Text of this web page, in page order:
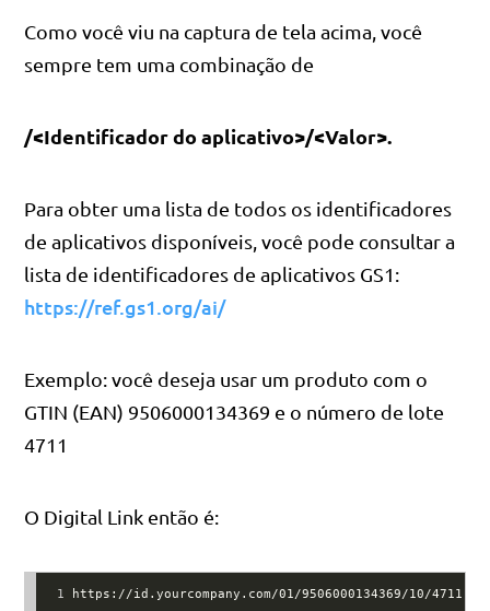
Como você viu na captura de tela acima, você
sempre tem uma combinação de
/<Identificador do aplicativo>/<Valor>.
Para obter uma lista de todos os identificadores
de aplicativos disponíveis, você pode consultar a
lista de identificadores de aplicativos GS1:
https://ref.gs1.org/ai/
Exemplo: você deseja usar um produto com o
GTIN (EAN) 9506000134369 e o número de lote
4711
O Digital Link então é:
1 https://id.yourcompany.com/01/9506000134369/10/4711